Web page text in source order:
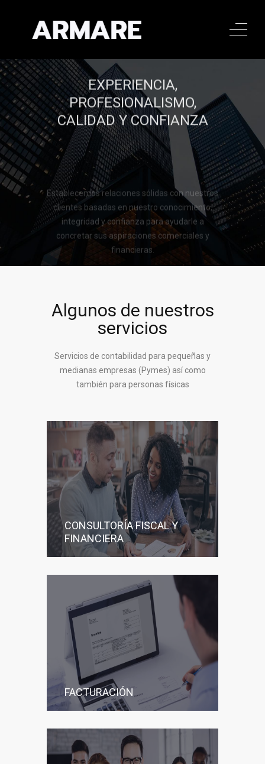
Llamar al 322 779 9188
EXPERIENCIA,
PROFESIONALISMO,
CALIDAD Y CONFIANZA
Establecemos relaciones sólidas con nuestros
clientes basadas en nuestro conocimiento,
integridad y confianza para ayudarle a
concretar sus aspiraciones comerciales y
financieras.
Llamar al 322 779 9188
CONTACTAR
Algunos de nuestros
servicios
Servicios de contabilidad para pequeñas y
medianas empresas (Pymes) así como
también para personas físicas
CONSULTORÍA FISCAL Y
FINANCIERA
FACTURACIÓN